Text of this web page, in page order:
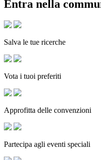
Entra nella
Salva le tue ricerche
Vota i tuoi preferiti
Approfitta delle convenzioni
Partecipa agli eventi speciali